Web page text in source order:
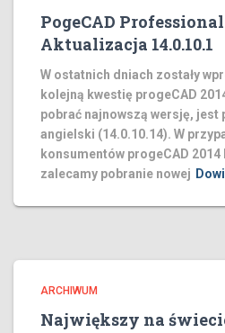
PogeCAD
Aktualizacja 14.0.10.1
W ostatnich dniach zostały
kolejną kwestię progeCAD
pobrać najnowszą wersję, jest
angielski (14.0.10.14). W
konsumentów progeCAD
zalecamy pobranie nowej
ARCHIWUM
Największy na